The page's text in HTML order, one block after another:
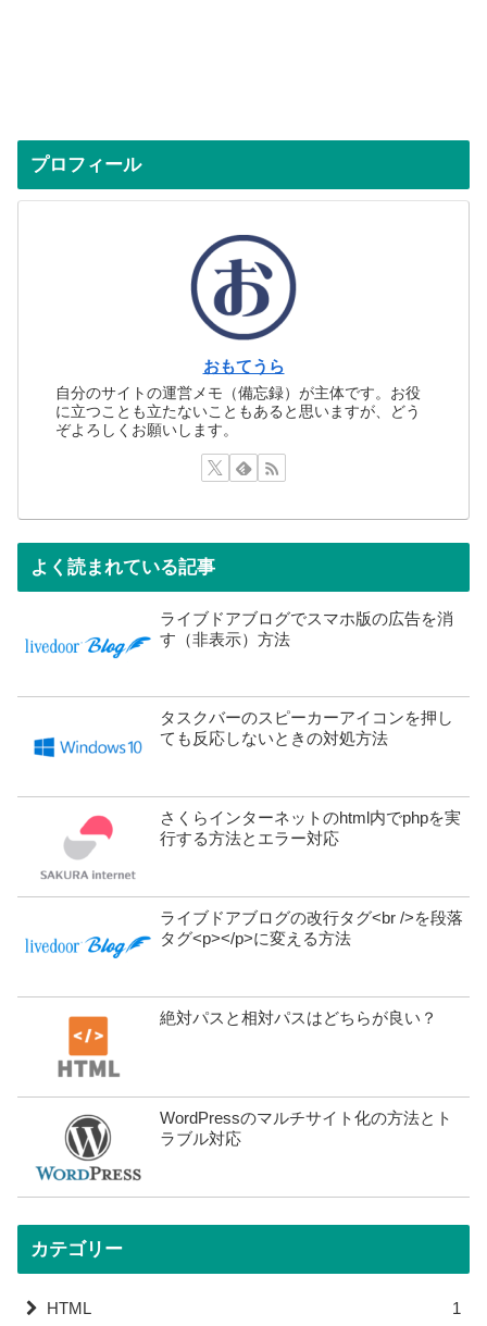
プロフィール
おもてうら
自分のサイトの運営メモ（備忘録）が主体です。お役
に立つことも立たないこともあると思いますが、どう
ぞよろしくお願いします。
よく読まれている記事
ライブドアブログでスマホ版の広告を消
す（非表示）方法
タスクバーのスピーカーアイコンを押し
ても反応しないときの対処方法
さくらインターネットのhtml内でphpを実
行する方法とエラー対応
ライブドアブログの改行タグ<br />を段落
タグ<p></p>に変える方法
絶対パスと相対パスはどちらが良い？
WordPressのマルチサイト化の方法とト
ラブル対応
カテゴリー
HTML 1